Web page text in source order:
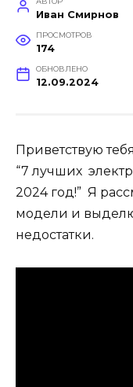
Иван Смирнов
ПРОСМОТРОВ
174
ОБНОВЛЕНО
12.09.2024
Приветствую
“7 лучших
2024 год!” Я
модели и
недостатки.